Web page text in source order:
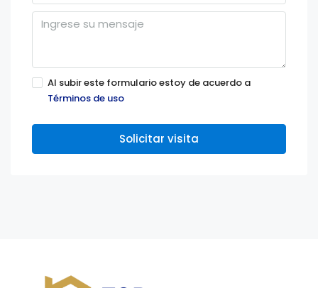
Al subir este formulario estoy de acuerdo a
Términos de uso
Solicitar visita